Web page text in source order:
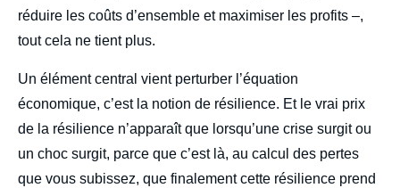
réduire les coûts d’ensemble et maximiser les profits –,
tout cela ne tient plus.
Un élément central vient perturber l’équation
économique, c’est la notion de résilience. Et le vrai prix
de la résilience n’apparaît que lorsqu’une crise surgit ou
un choc surgit, parce que c’est là, au calcul des pertes
que vous subissez, que finalement cette résilience prend